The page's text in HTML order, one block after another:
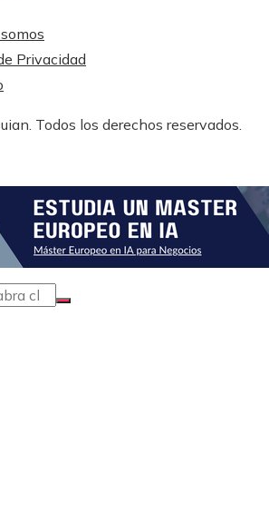
Privacidad
Todos los derechos reservados.